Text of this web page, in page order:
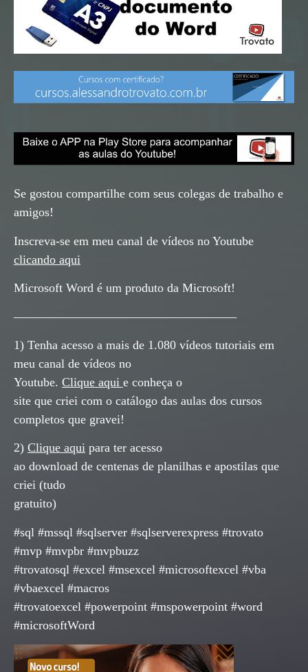
Se gostou compartilhe com seus colegas de trabalho e
amigos!
Inscreva-se em meu canal de vídeos no Youtube
clicando aqui
Microsoft Word é um produto da Microsoft!
——————————————————
1) Tenha acesso a mais de 1.080 vídeos tutoriais em
meu canal de vídeos no
Youtube. Clique aqui e conheça o
site que criei com o catálogo das aulas dos cursos
completos que gravei!
2) Clique aqui para ter acesso
ao download de centenas de planilhas e apostilas que
criei (tudo
gratuito)
#sql #mssql #sqlserver #sqlserverexpress #trovato
#mvp #mvpbr #mvpbuzz
#trovatosql #excel #msexcel #microsoftexcel #vba
#vbaexcel #macros
#trovatoexcel #powerpoint #mspowerpoint #word
#microsoftWord